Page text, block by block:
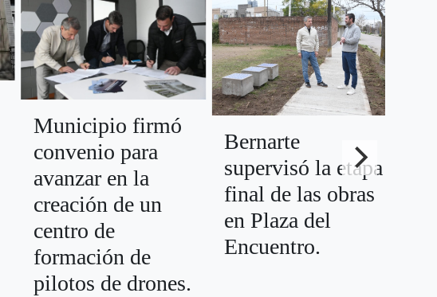
Municipio firmó
convenio para
avanzar en la
creación de un
centro de
formación de
pilotos de drones.
Bernarte
supervisó la etapa
final de las obras
en Plaza del
Encuentro.